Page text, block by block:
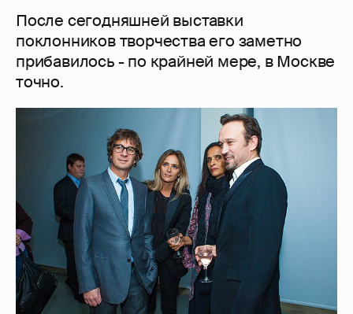
После сегодняшней выставки
поклонников творчества его заметно
прибавилось - по крайней мере, в Москве
точно.